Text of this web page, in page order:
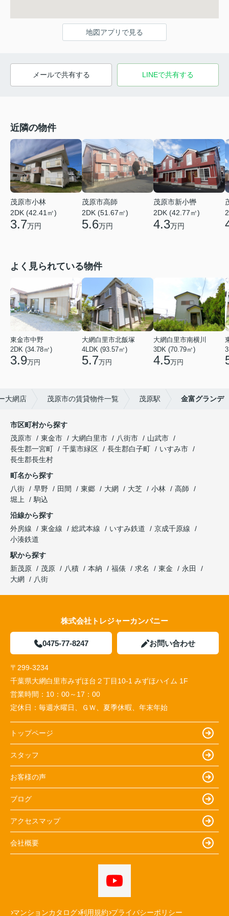
地図アプリで見る
メールで共有する LINEで共有する
近隣の物件
茂原市小林
2DK (42.41㎡)
3.7万円
茂原市高師
2DK (51.67㎡)
5.6万円
茂原市新小轡
2DK (42.77㎡)
4.3万円
よく見られている物件
東金市中野
2DK (34.78㎡)
3.9万円
大網白里市北飯塚
4LDK (93.57㎡)
5.7万円
大網白里市南横川
3DK (70.79㎡)
4.5万円
大網店 茂原市の賃貸物件一覧 茂原駅 金富グランデ
市区町村から探す
茂原市
東金市 大網白里市 八街市
山武市
長生郡一宮町
千葉市緑区 長生郡白子町
いすみ市
長生郡長生村
町名から探す
八街
早野 田間 東郷 大網 大芝 小林
高師
堀上
駒込
沿線から探す
外房線
東金線 総武本線 いすみ鉄道
京成千原線
小湊鉄道
駅から探す
新茂原
茂原 八積 本納 福俵 求名 東金
永田
大網
八街
株式会社トレジャーカンパニー
0475-77-8247 お問い合わせ
〒299-3234
千葉県大網白里市みずほ台２丁目10-1 みずほハイム 1F
営業時間： 10：00～17：00
定休日： 毎週水曜日、ＧＷ、夏季休暇、年末年始
トップページ
スタッフ
お客様の声
ブログ
アクセスマップ
会社概要
マンションカタログ 利用規約 プライバシーポリシー